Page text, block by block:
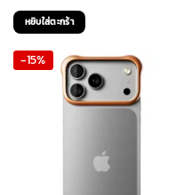
price
was:
2,890 ฿.2,455 ฿.
หยิบใส่ตะกร้า
-15%